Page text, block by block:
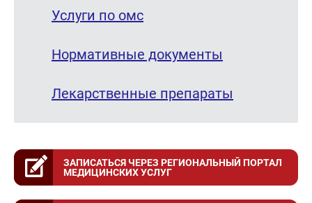
Услуги по омс
Нормативные документы
Лекарственные препараты
ЗАПИСАТЬСЯ ЧЕРЕЗ РЕГИОНАЛЬНЫЙ ПОРТАЛ
МЕДИЦИНСКИХ УСЛУГ